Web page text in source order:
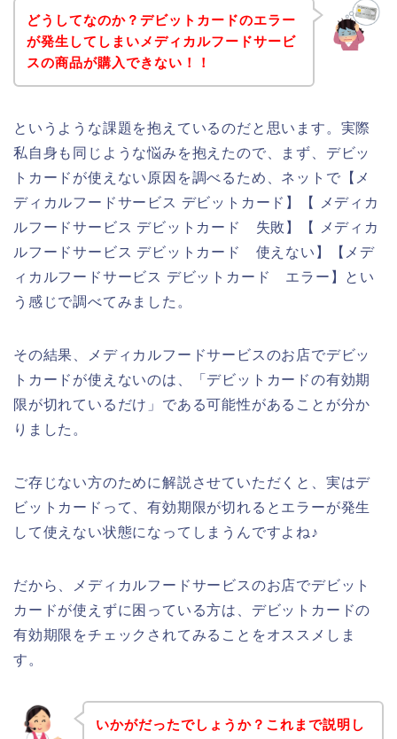
どうしてなのか？デビットカードのエラー
が発生してしまいメディカルフードサービ
スの商品が購入できない！！
というような課題を抱えているのだと思います。実際
私自身も同じような悩みを抱えたので、まず、デビッ
トカードが使えない原因を調べるため、ネットで【メ
ディカルフードサービス デビットカード】【 メディカ
ルフードサービス デビットカード 失敗】【 メディカ
ルフードサービス デビットカード 使えない】【メデ
ィカルフードサービス デビットカード エラー】とい
う感じで調べてみました。
その結果、メディカルフードサービスのお店でデビッ
トカードが使えないのは、「デビットカードの有効期
限が切れているだけ」である可能性があることが分か
りました。
ご存じない方のために解説させていただくと、実はデ
ビットカードって、有効期限が切れるとエラーが発生
して使えない状態になってしまうんですよね♪
だから、メディカルフードサービスのお店でデビット
カードが使えずに困っている方は、デビットカードの
有効期限をチェックされてみることをオススメしま
す。
いかがだったでしょうか？これまで説明し